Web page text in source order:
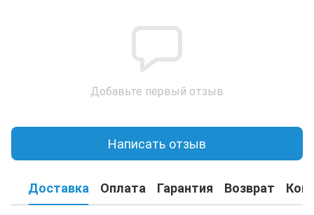
Добавьте первый отзыв
Написать отзыв
Доставка Оплата Гарантия Возврат